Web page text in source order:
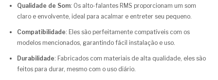
Qualidade de Som: Os alto-falantes RMS proporcionam um som
claro e envolvente, ideal para acalmar e entreter seu pequeno.
Compatibilidade: Eles são perfeitamente compatíveis com os
modelos mencionados, garantindo fácil instalação e uso.
Durabilidade: Fabricados com materiais de alta qualidade, eles são
feitos para durar, mesmo com o uso diário.